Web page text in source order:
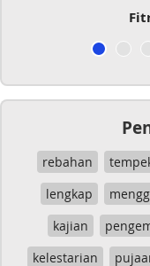
Fitri
rebahan
lengkap
kajian
kelestarian